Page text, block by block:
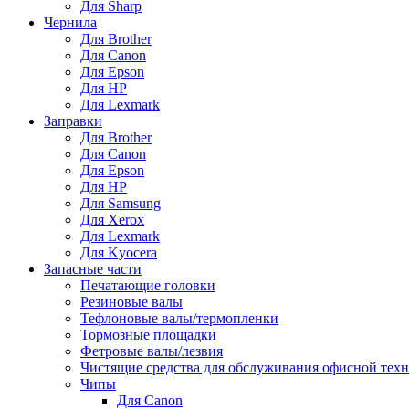
Для Sharp
Чернила
Для Brother
Для Canon
Для Epson
Для HP
Для Lexmark
Заправки
Для Brother
Для Canon
Для Epson
Для HP
Для Samsung
Для Xerox
Для Lexmark
Для Kyocera
Запасные части
Печатающие головки
Резиновые валы
Тефлоновые валы/термопленки
Тормозные площадки
Фетровые валы/лезвия
Чистящие средства для обслуживания офисной
Чипы
Для Canon